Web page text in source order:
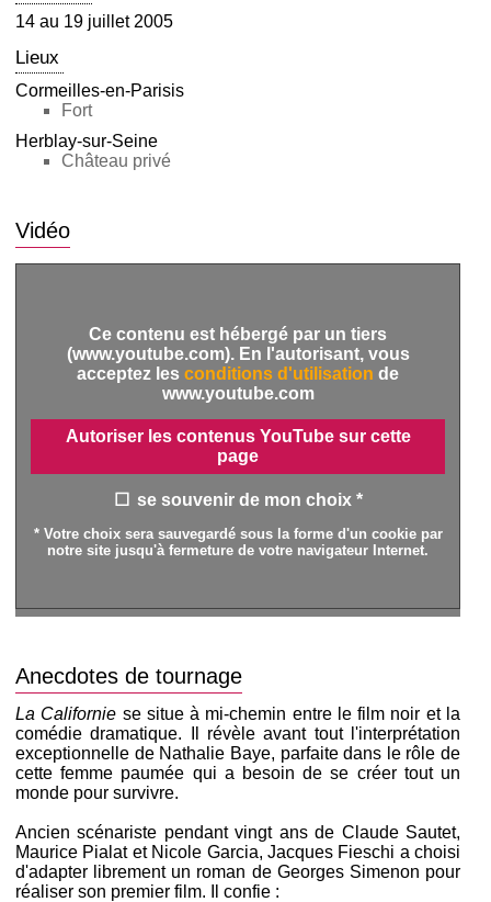
14 au 19 juillet 2005
Lieux
Cormeilles-en-Parisis
Fort
Herblay-sur-Seine
Château privé
Vidéo
Ce contenu est hébergé par un tiers
(www.youtube.com). En l'autorisant, vous
acceptez les conditions d'utilisation de
www.youtube.com
Autoriser les contenus YouTube sur cette
page
se souvenir de mon choix *
* Votre choix sera sauvegardé sous la forme d'un cookie par
notre site jusqu'à fermeture de votre navigateur Internet.
Anecdotes de tournage
La Californie se situe à mi-chemin entre le film noir et la
comédie dramatique. Il révèle avant tout l'interprétation
exceptionnelle de Nathalie Baye, parfaite dans le rôle de
cette femme paumée qui a besoin de se créer tout un
monde pour survivre.
Ancien scénariste pendant vingt ans de Claude Sautet,
Maurice Pialat et Nicole Garcia, Jacques Fieschi a choisi
d'adapter librement un roman de Georges Simenon pour
réaliser son premier film. Il confie :